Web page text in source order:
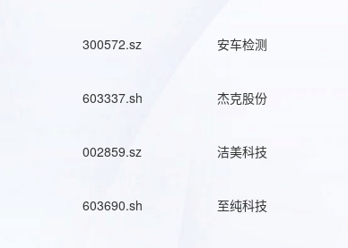
300572.sz 安车检测
603337.sh 杰克股份
002859.sz 洁美科技
603690.sh 至纯科技